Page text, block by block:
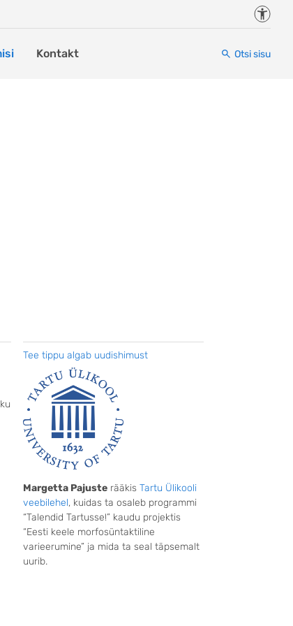
Kontakt Otsi sisu
Tee tippu algab uudishimust
Margetta Pajuste rääkisTartu Ülikooli
veebilehel, kuidas ta osaleb programmi
“Talendid Tartusse!” kaudu projektis
“Eesti keele morfosüntaktiline
varieerumine” ja mida ta seal täpsemalt
uurib.